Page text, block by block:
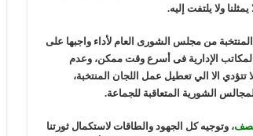
ولا يلتفت إليه.
من مجلس الشورى العام لأداء واجبها على
الإدارية فى أسرع وقت ممكن، وعدم
تتؤدي الا الي تعطيل عمل اللجان المنتخبة،
الشورية المتعاقبة للجماعة.
، وتوجيه كل الجهود والطاقات لاستكمال ثورتنا